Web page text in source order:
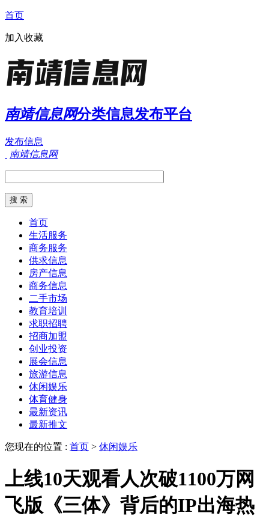
首页
加入收藏
南靖信息网分类信息发布平台
发布信息
南靖信息网
首页
生活服务
商务服务
供求信息
房产信息
商务信息
二手市场
教育培训
求职招聘
招商加盟
创业投资
展会信息
旅游信息
休闲娱乐
体育健身
最新资讯
最新推文
您现在的位置 : 首页 > 休闲娱乐
上线10天观看人次破1100万网
飞版《三体》背后的IP出海热